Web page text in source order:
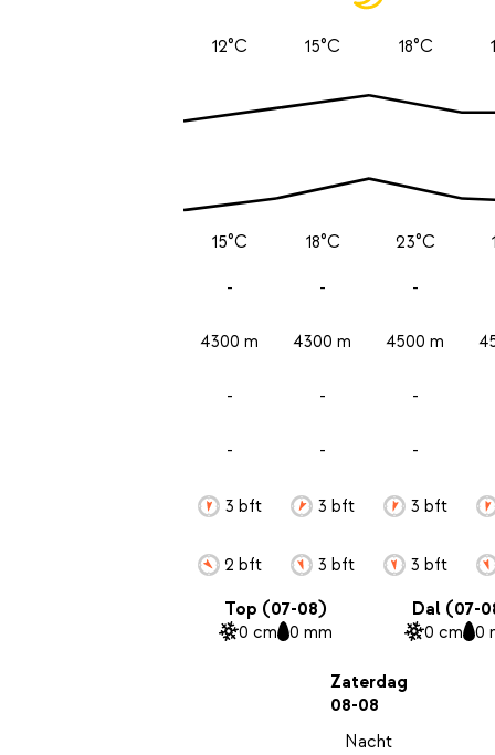
12°C
15°C
-
4300 m
-
-
3 bft
2 bft
15°C
18°C
-
4300 m
-
-
3 bft
3 bft
18°C
23°C
-
4500 m
-
-
3 bft
3 bft
Top (07-08)
0 cm 0 mm
Dal (07-
0 cm 0
Zaterdag
08-08
Nacht